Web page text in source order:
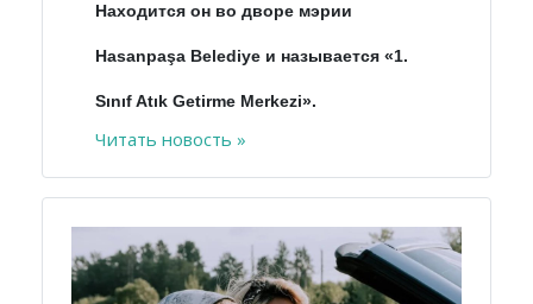
Находится он во дворе мэрии
Hasanpaşa Belediye и называется «1.
Sınıf Atık Getirme Merkezi».
Читать новость »